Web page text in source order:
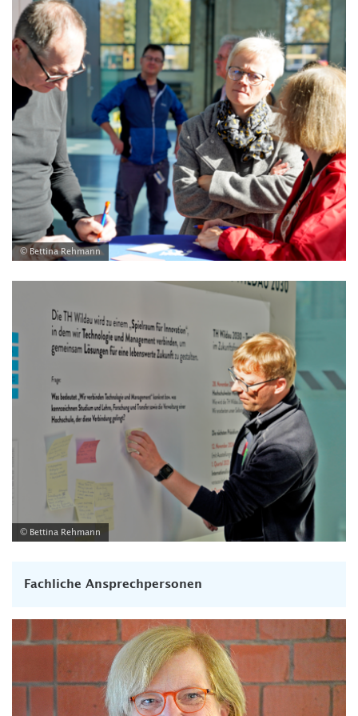
© Bettina Rehmann
© Bettina Rehmann
Fachliche Ansprechpersonen